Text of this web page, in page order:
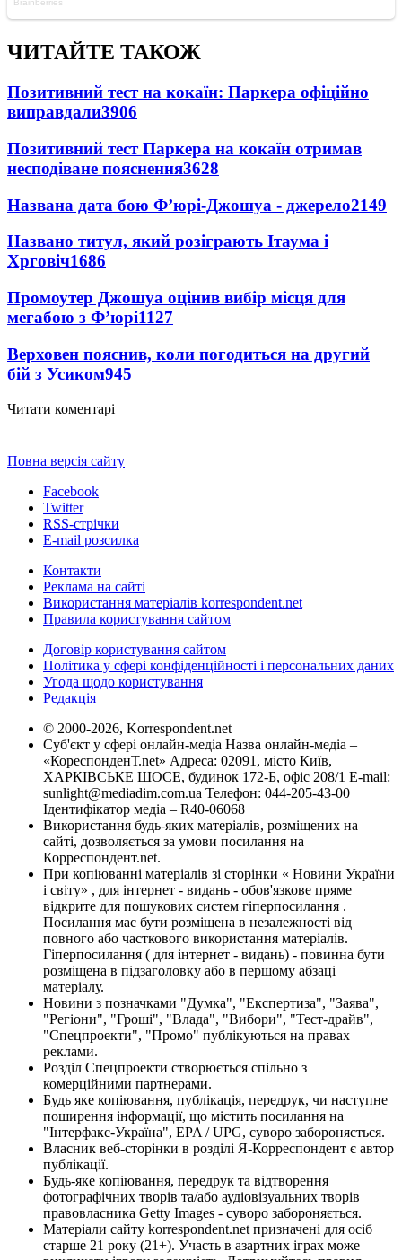
ЧИТАЙТЕ ТАКОЖ
Позитивний тест на кокаїн: Паркера офіційно
виправдали3906
Позитивний тест Паркера на кокаїн отримав
несподіване пояснення3628
Названа дата бою Ф’юрі-Джошуа - джерело2149
Названо титул, який розіграють Ітаума і
Хрговіч1686
Промоутер Джошуа оцінив вибір місця для
мегабою з Ф’юрі1127
Верховен пояснив, коли погодиться на другий
бій з Усиком945
Читати коментарі
Повна версія сайту
Facebook
Twitter
RSS-стрічки
E-mail розсилка
Контакти
Реклама на сайті
Використання матеріалів korrespondent.net
Правила користування сайтом
Договір користування сайтом
Політика у сфері конфіденційності і персональних даних
Угода щодо користування
Редакція
© 2000-2026, Korrespondent.net
Суб'єкт у сфері онлайн-медіа Назва онлайн-медіа –
«КореспонденТ.net» Адреса: 02091, місто Київ,
ХАРКІВСЬКЕ ШОСЕ, будинок 172-Б, офіс 208/1 E-mail:
sunlight@mediadim.com.ua Телефон: 044-205-43-00
Ідентифікатор медіа – R40-06068
Використання будь-яких матеріалів, розміщених на
сайті, дозволяється за умови посилання на
Корреспондент.net.
При копіюванні матеріалів зі сторінки « Новини України
і світу» , для інтернет - видань - обов'язкове пряме
відкрите для пошукових систем гіперпосилання .
Посилання має бути розміщена в незалежності від
повного або часткового використання матеріалів.
Гіперпосилання ( для інтернет - видань) - повинна бути
розміщена в підзаголовку або в першому абзаці
матеріалу.
Новини з позначками "Думка", "Експертиза", "Заява",
"Регіони", "Гроші", "Влада", "Вибори", "Тест-драйв",
"Спецпроекти", "Промо" публікуються на правах
реклами.
Розділ Спецпроекти створюється спільно з
комерційними партнерами.
Будь яке копіювання, публікація, передрук, чи наступне
поширення інформації, що містить посилання на
"Інтерфакс-Україна", EPA / UPG, суворо забороняється.
Власник веб-сторінки в розділі Я-Корреспондент є автор
публікації.
Будь-яке копіювання, передрук та відтворення
фотографічних творів та/або аудіовізуальних творів
правовласника Getty Images - суворо забороняється.
Матеріали сайту korrespondent.net призначені для осіб
старше 21 року (21+). Участь в азартних іграх може